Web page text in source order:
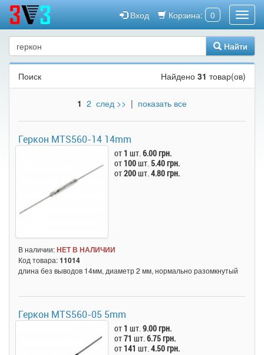
Корзина: 0
Вход
Найти
Поиск Найдено 31 товар(ов)
1 2 след >> | показать все
Геркон MTS560-14 14mm
от 1 шт.6.00 грн.
от 100шт. 5.40 грн.
от200шт.4.80 грн.
В наличии:НЕТ В НАЛИЧИИ
Код товара:11014
длина без выводов 14мм, диаметр 2 мм, нормально разомкнутый
Геркон MTS560-05 5mm
от 1 шт.9.00 грн.
от71 шт.6.75 грн.
от 141 шт.4.50 грн.